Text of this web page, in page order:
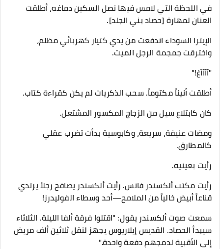
​في اللحظة التي لامس فيها نصل السكين دماغه، أطلقت
العنان لمهارة [حصاد بني الجلد].
​الإيترا السوداء اندفعت من يدي كتيار كهربائي مظلم،
واخترقت جمجمة الرجل الميت.
​"آآآآغ!"
​أطلقت أنيناً مكتوماً. سحب الذكريات لم يكن كقراءة كتاب.
كان كابتلاع سيل من الزجاج المكسور المشتعل.
​ومضات عنيفة، سريعة، وكابوسية بدأت تضرب عقلي
كالمطارق.
​رأيت بعينيه.
رأيت مكتب ألكسندر فانس. رأيت ألكسندر يصافح رجلاً يرتدي
قناعاً أبيض خالياً من الملامح—أحد وسطاء الفوليدرز!
سمعت صوت ألكسندر يقول: "اقتلوا فرقة ألفا الليلة. الثلاثاء
سيبدأ الحصاد. القديس إيلاريوس يجهز لنقل ثلاثين ألف مريض
إلى الأقبية لدمجهم دفعة واحدة."